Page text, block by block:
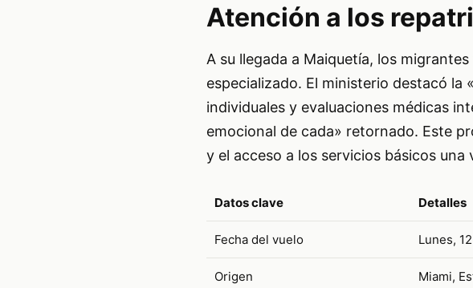
Atención a los
A su llegada a Maiquetía, los
especializado. El ministerio destacó
individuales y evaluaciones médicas
emocional de cada» retornado. Este
y el acceso a los servicios básicos
Datos clave Detalles
Fecha del vuelo Lunes,
Origen Miami,